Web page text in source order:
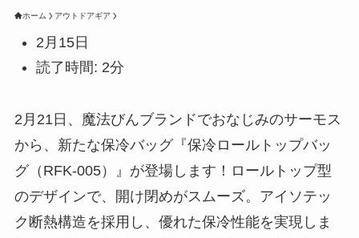
ホーム アウトドアギア
2月15日
読了時間: 2分
2月21日、魔法びんブランドでおなじみのサーモス
から、新たな保冷バッグ『保冷ロールトップバッ
グ（RFK-005）』が登場します！ロールトップ型
のデザインで、開け閉めがスムーズ。アイソテッ
ク断熱構造を採用し、優れた保冷性能を実現しま